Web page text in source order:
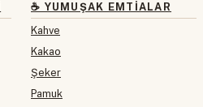
☕ YUMUŞAK EMTIALAR
Kahve
Kakao
Şeker
Pamuk